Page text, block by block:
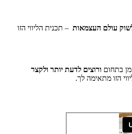
עולם העצמאות – תכנית הליווי הזו
בתחום ורוצים לדעת יותר ולקצר
הזו מתאימה לך.